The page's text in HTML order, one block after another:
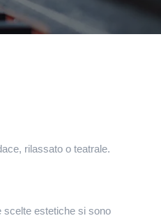
rilassato o teatrale.
scelte estetiche si sono